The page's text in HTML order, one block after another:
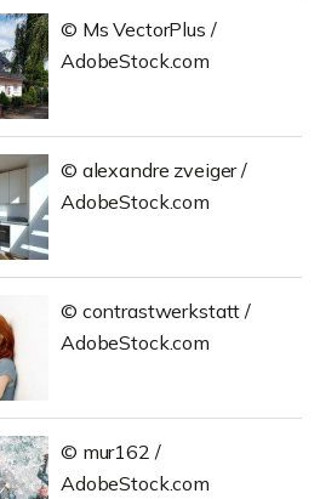
© Ms VectorPlus /
AdobeStock.com
© alexandre zveiger /
AdobeStock.com
© contrastwerkstatt /
AdobeStock.com
© mur162 /
AdobeStock.com